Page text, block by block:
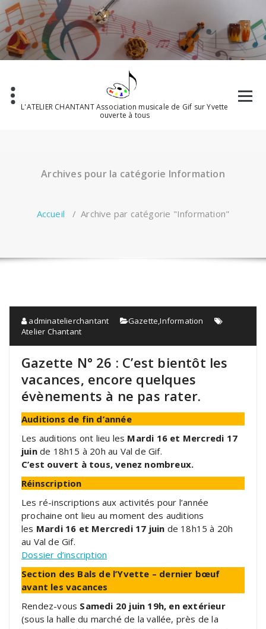
Aller
au
contenu
L'ATELIER CHANTANT Association musicale de Gif sur Yvette
ouverte à tous
Archives pour la catégorie Information
Accueil /Archive par catégorie "Information"
adminatelierchantant Gazette,Information
Atelier Chantant
Gazette N° 26 : C’est bientôt les
vacances, encore quelques
évènements à ne pas rater.
Auditions de fin d’année
Les auditions ont lieu les Mardi 16 et Mercredi 17
juinde 18h15 à 20h au Val de Gif.
C’est ouvert à tous, venez nombreux.
Réinscription
Les ré-inscriptions aux activités pour l’année
prochaine ont lieu au moment des auditions
les Mardi 16 et Mercredi 17 juin de 18h15 à 20h
au Val de Gif.
Dossier d’inscription
Section des Bals de l’Yvette – dernier bœuf
avant les vacances
Rendez-vous Samedi 20 juin 19h, en extérieur
(sous la halle du marché de la vallée, près de la